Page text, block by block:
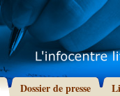
Dossier de presse